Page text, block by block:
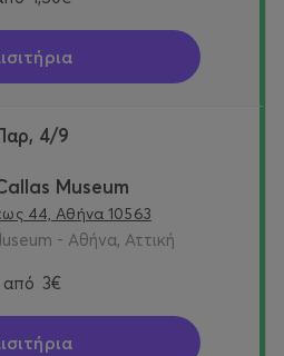
Παρ, 4/9
Museum
44, Αθήνα 10563
- Αθήνα, Αττική
από 3€